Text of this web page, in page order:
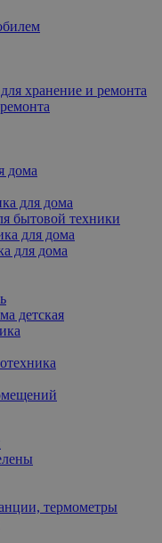
хранение и ремонта
дома
для дома
бытовой техники
для дома
для дома
детская
термометры